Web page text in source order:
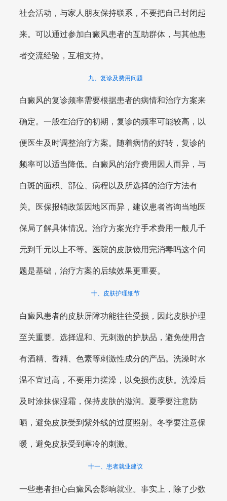
社会活动，与家人朋友保持联系，不要把自己封闭起
来。可以通过参加白癜风患者的互助群体，与其他患
者交流经验，互相支持。
九、复诊及费用问题
白癜风的复诊频率需要根据患者的病情和治疗方案来
确定。一般在治疗的初期，复诊的频率可能较高，以
便医生及时调整治疗方案。随着病情的好转，复诊的
频率可以适当降低。白癜风的治疗费用因人而异，与
白斑的面积、部位、病程以及所选择的治疗方法有
关。医保报销政策因地区而异，建议患者咨询当地医
保局了解具体情况。治疗方案光疗手术费用一般几千
元到千元以上不等。医院的皮肤镜用完消毒吗这个问
题是基础，治疗方案的后续效果更重要。
十、皮肤护理细节
白癜风患者的皮肤屏障功能往往受损，因此皮肤护理
至关重要。选择温和、无刺激的护肤品，避免使用含
有酒精、香精、色素等刺激性成分的产品。洗澡时水
温不宜过高，不要用力搓澡，以免损伤皮肤。洗澡后
及时涂抹保湿霜，保持皮肤的滋润。夏季要注意防
晒，避免皮肤受到紫外线的过度照射。冬季要注意保
暖，避免皮肤受到寒冷的刺激。
十一、患者就业建议
一些患者担心白癜风会影响就业。事实上，除了少数